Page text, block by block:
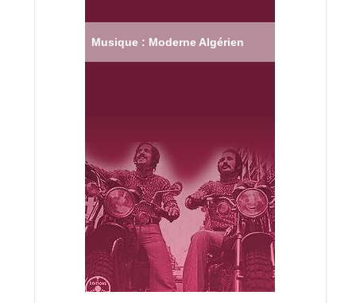
Musique : Moderne Algérien